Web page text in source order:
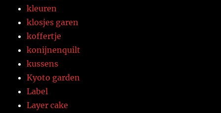
kleuren
klosjes garen
koffertje
konijnenquilt
kussens
Kyoto garden
Label
Layer cake